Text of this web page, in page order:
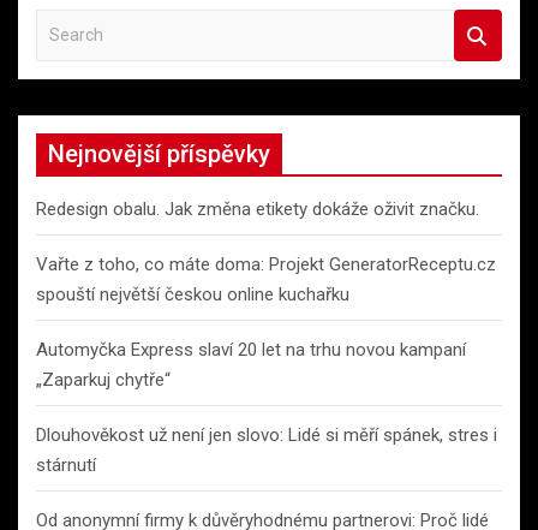
a
r
h
Nejnovější příspěvky
Redesign obalu. Jak změna etikety dokáže oživit značku.
Vařte z toho, co máte doma: Projekt GeneratorReceptu.cz
spouští největší českou online kuchařku
Automyčka Express slaví 20 let na trhu novou kampaní
„Zaparkuj chytře“
Dlouhověkost už není jen slovo: Lidé si měří spánek, stres i
stárnutí
Od anonymní firmy k důvěryhodnému partnerovi: Proč lidé